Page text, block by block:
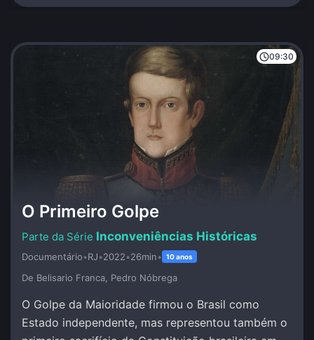
09:30
O Primeiro Golpe
Inconveniências Históricas
Documentário•RJ•2022•26min• 10 anos
De Belisario Franca, Pedro Nóbrega
O Golpe da Maioridade firmou o Brasil como
Estado independente, mas representou também o